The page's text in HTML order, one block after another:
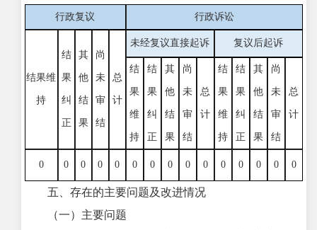
行政复议 行政诉讼
结果维
持
结
果
纠
正
其
他
结
果
尚
未
审
结
总
计
未经复议直接起诉 复议后起诉
结
果
维
持
结
果
纠
正
其
他
结
果
尚
未
审
结
总
计
结
果
维
持
结
果
纠
正
其
他
结
果
尚
未
审
结
总
计
0 0 0 0 0 0 0 0 0 0 0 0 0 0 0
五、存在的主要问题及改进情况
（一）主要问题